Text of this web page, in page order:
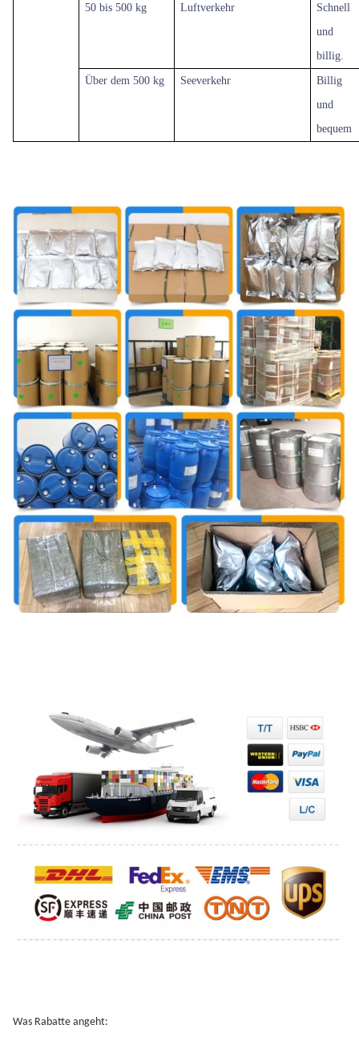
50 bis 500 kg Luftverkehr
Schnell
und
billig.
Über dem 500 kg Seeverkehr
Billig
und
bequem
Was Rabatte angeht: